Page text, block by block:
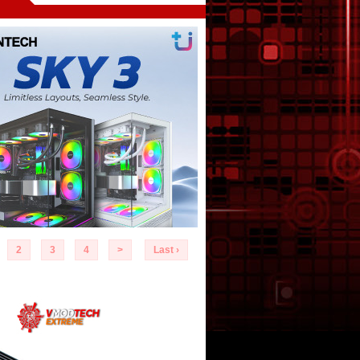
2 3 4 > Last ›